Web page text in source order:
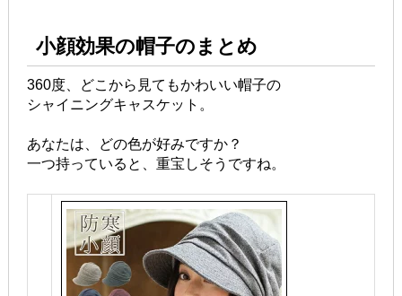
小顔効果の帽子のまとめ
360度、どこから見てもかわいい帽子の
シャイニングキャスケット。
あなたは、どの色が好みですか？
一つ持っていると、重宝しそうですね。